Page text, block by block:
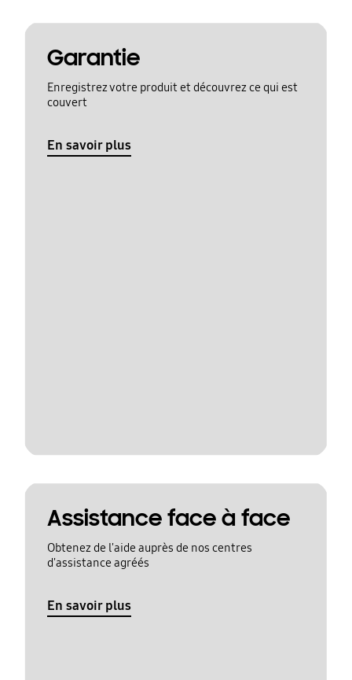
Garantie
Enregistrez votre produit et découvrez ce qui est
couvert
En savoir plus
Assistance face à face
Obtenez de l'aide auprès de nos centres
d'assistance agréés
En savoir plus